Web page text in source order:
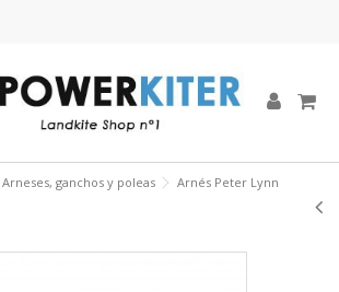
Arneses, ganchos y poleas
Arnés Peter Lynn